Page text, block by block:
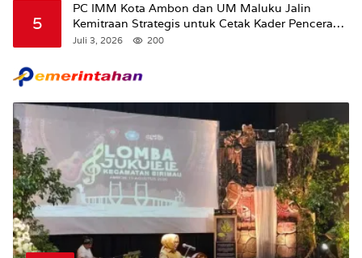
5
PC IMM Kota Ambon dan UM Maluku Jalin
Kemitraan Strategis untuk Cetak Kader Pencerah
Bangsa “Membangun Peradaban dari Kampus”
Juli 3, 2026 200